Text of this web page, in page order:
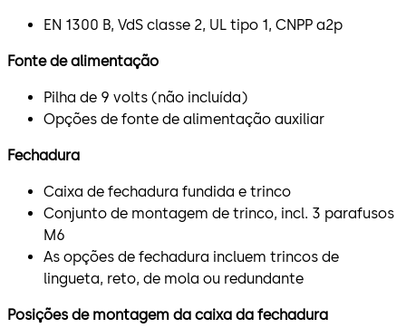
EN 1300 B, VdS classe 2, UL tipo 1, CNPP a2p
Fonte de alimentação
Pilha de 9 volts (não incluída)
Opções de fonte de alimentação auxiliar
Fechadura
Caixa de fechadura fundida e trinco
Conjunto de montagem de trinco, incl. 3 parafusos
M6
As opções de fechadura incluem trincos de
lingueta, reto, de mola ou redundante
Posições de montagem da caixa da fechadura